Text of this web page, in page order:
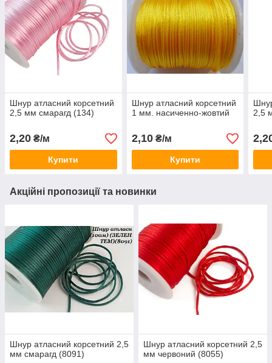
Шнур атласний корсетний
2,5 мм смарагд (134)
2,20 ₴/м
Купити
Шнур атласний корсетний
1 мм. насиченно-жовтий
2,10₴/м
Купити
2,5
Акційні пропозиції та новинки
Шнур атласний корсетний 2,5
мм смарагд (8091)
Шнур атласний корсетний 2,5
мм червоний (8055)